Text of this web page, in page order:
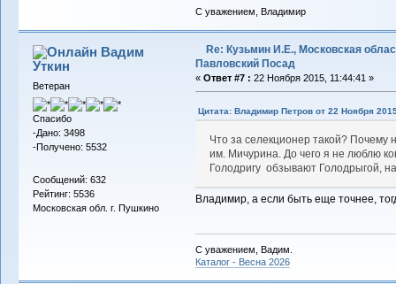
С уважением, Владимир
Вадим
Уткин
Ветеран
Спасибо
-Дано: 3498
-Получено: 5532
Сообщений: 632
Рейтинг: 5536
Московская обл. г. Пушкино
Re: Кузьмин И.Е., Московская
Павловский Посад
« Ответ #7 : 22 Ноября 2015, 11:44:41 »
Цитата: Владимир Петров от 22 Ноября
Что за селекционер такой?
им. Мичурина. До чего я не люблю
Голодригу обзывают Голодрыгой,
Владимир, а если быть еще точнее,
С уважением, Вадим.
Каталог - Весна 2026